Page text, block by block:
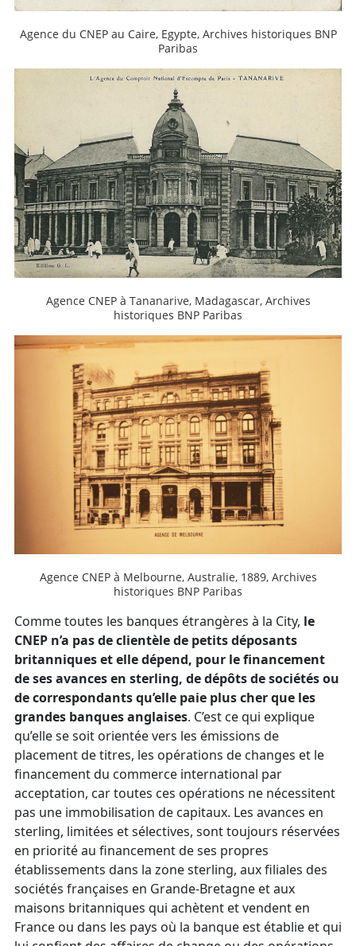
Agence du CNEP au Caire, Egypte, Archives historiques BNP
Paribas
Agence CNEP à Tananarive, Madagascar, Archives
historiques BNP Paribas
Agence CNEP à Melbourne, Australie, 1889, Archives
historiques BNP Paribas
Comme toutes les banques étrangères à la City, le
CNEP n’a pas de clientèle de petits déposants
britanniques et elle dépend, pour le financement
de ses avances en sterling, de dépôts de sociétés ou
de correspondants qu’elle paie plus cher que les
grandes banques anglaises. C’est ce qui explique
qu’elle se soit orientée vers les émissions de
placement de titres, les opérations de changes et le
financement du commerce international par
acceptation, car toutes ces opérations ne nécessitent
pas une immobilisation de capitaux. Les avances en
sterling, limitées et sélectives, sont toujours réservées
en priorité au financement de ses propres
établissements dans la zone sterling, aux filiales des
sociétés françaises en Grande-Bretagne et aux
maisons britanniques qui achètent et vendent en
France ou dans les pays où la banque est établie et qui